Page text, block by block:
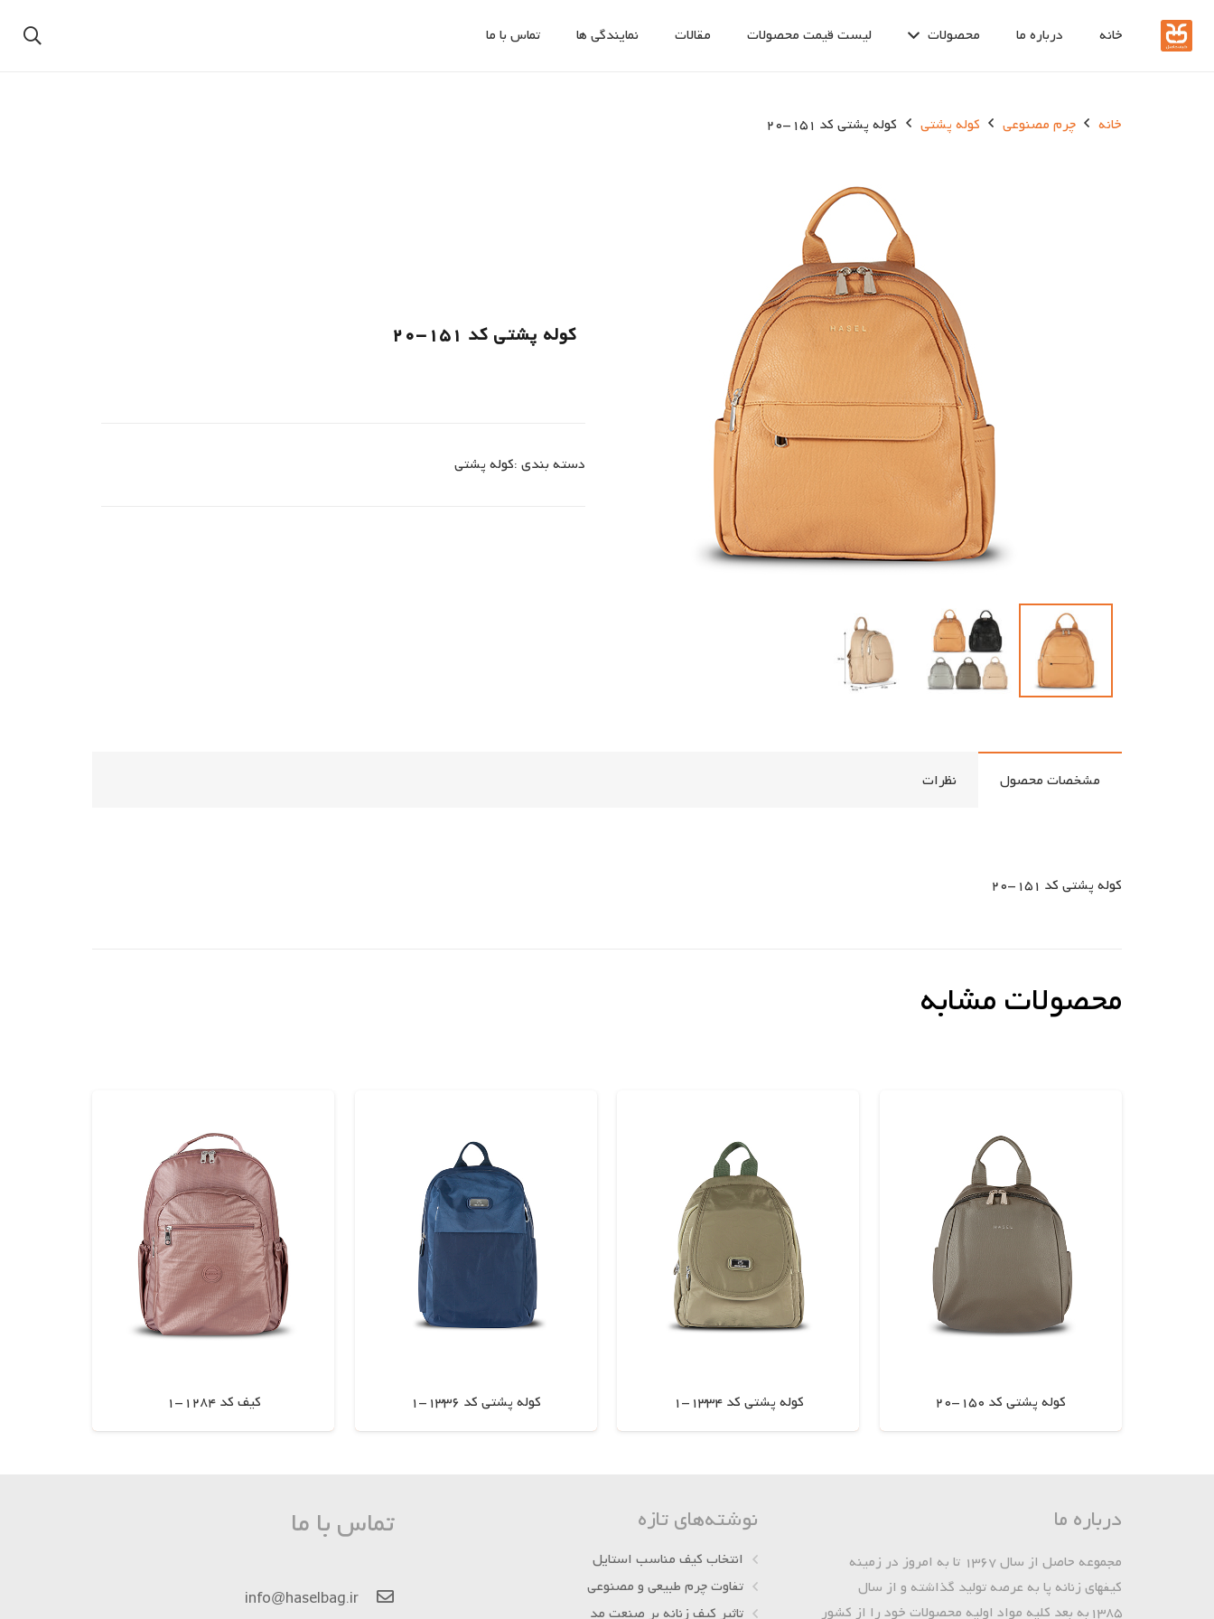
خانه درباره ما محصولات لیست قیمت محصولات مقالات نمایندگی ها تماس با ما
خانه چرم مصنوعی کوله پشتی کوله پشتی کد 151-20
کوله پشتی کد 151-20
دسته بندی :کوله پشتی
مشخصات محصول نظرات
کوله پشتی کد 151-20
محصولات مشابه
کوله پشتی کد 150-20
اطلاعات بیشتر
کوله پشتی کد 1334-1
اطلاعات بیشتر
کوله پشتی کد 1336-1
اطلاعات بیشتر
کیف کد 1284-1
درباره ما
مجموعه حاصل از سال 1367 تا به امروز در زمینه
کیفهای زنانه پا به عرصه تولید گذاشته و از سال
1385به بعد کلیه مواد اولیه محصولات خود را از کشور
نوشته‌های تازه
انتخاب کیف مناسب استایل
تفاوت چرم طبیعی و مصنوعی
تاثیر کیف زنانه بر صنعت مد
تماس با ما
info@haselbag.ir